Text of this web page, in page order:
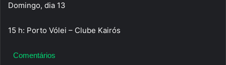
Domingo, dia 13
15 h: Porto Vólei – Clube Kairós
Comentários